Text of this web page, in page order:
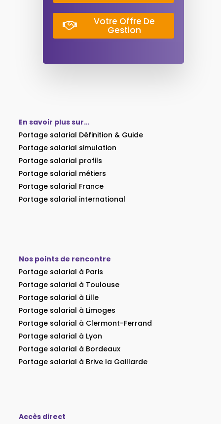
Votre Offre De
Gestion
En savoir plus sur…
Portage salarial Définition & Guide
Portage salarial simulation
Portage salarial profils
Portage salarial métiers
Portage salarial France
Portage salarial international
Nos points de rencontre
Portage salarial à Paris
Portage salarial à Toulouse
Portage salarial à Lille
Portage salarial à Limoges
Portage salarial à Clermont-Ferrand
Portage salarial à Lyon
Portage salarial à Bordeaux
Portage salarial à Brive la Gaillarde
Accès direct